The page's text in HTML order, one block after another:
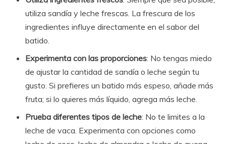
utiliza sandía y leche frescas. La frescura de los
ingredientes influye directamente en el sabor del
batido.
Experimenta con las proporciones: No tengas miedo
de ajustar la cantidad de sandía o leche según tu
gusto. Si prefieres un batido más espeso, añade más
fruta; si lo quieres más líquido, agrega más leche.
Prueba diferentes tipos de leche: No te limites a la
leche de vaca. Experimenta con opciones como